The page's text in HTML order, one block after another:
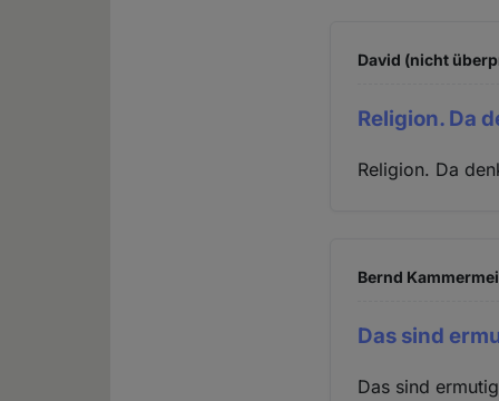
David (nicht
Religion. Da
Religion. Da
Bernd
Das sind
Das sind